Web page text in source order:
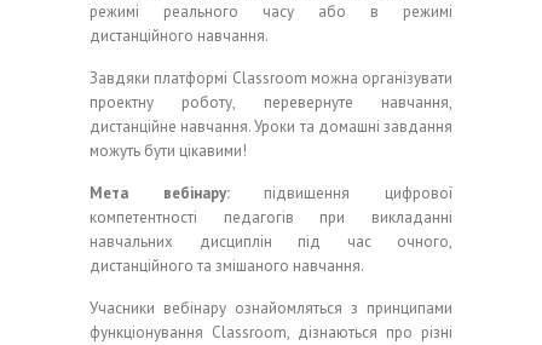
режимі реального часу або в режимі
дистанційного навчання.
Завдяки платформі Classroom можна організувати
проектну роботу, перевернуте навчання,
дистанційне навчання. Уроки та домашні завдання
можуть бути цікавими!
Мета вебінару:підвищення цифрової
компетентності педагогів при викладанні
навчальних дисциплін під час очного,
дистанційного та змішаного навчання.
Учасники вебінару ознайомляться з принципами
функціонування Classroom, дізнаються про різні